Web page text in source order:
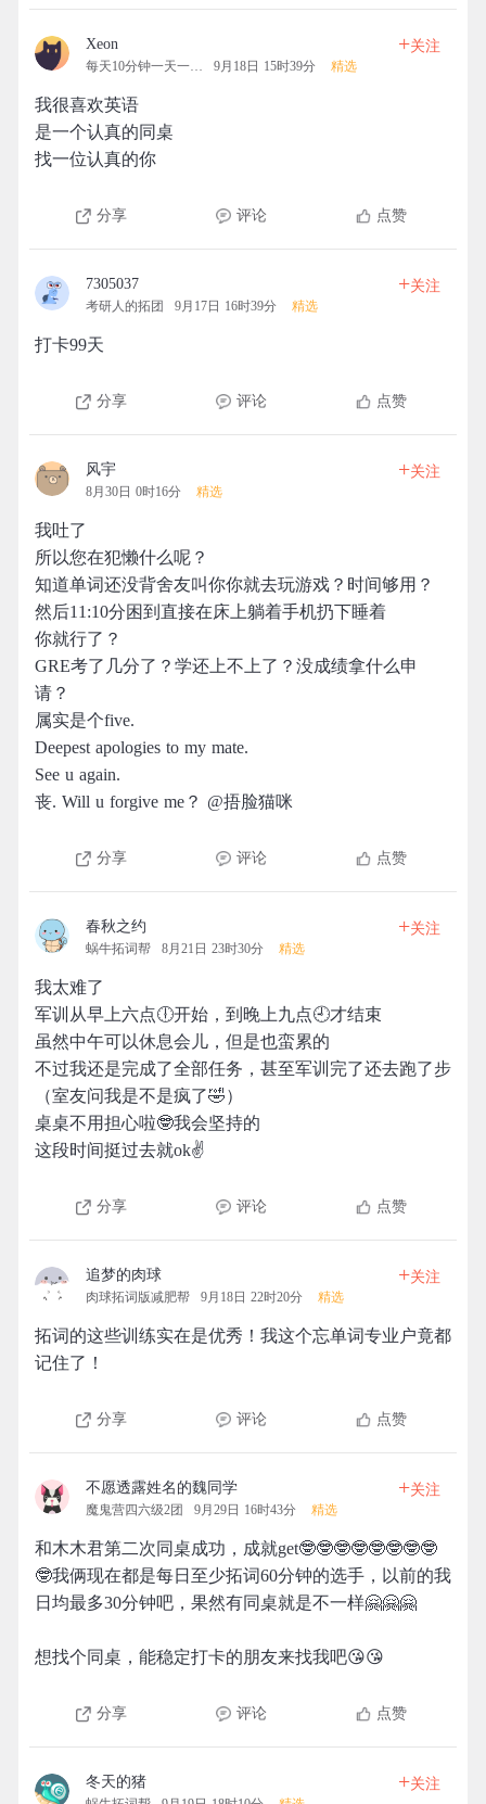
Xeon
每天10分钟一天一清人 9月18日 15时39分 精选
+关注
我很喜欢英语
是一个认真的同桌
找一位认真的你
分享 评论 点赞
7305037
考研人的拓团 9月17日 16时39分 精选
+关注
打卡99天
分享 评论 点赞
风宇
8月30日 0时16分 精选
+关注
我吐了
所以您在犯懒什么呢？
知道单词还没背舍友叫你你就去玩游戏？时间够用？
然后11:10分困到直接在床上躺着手机扔下睡着
你就行了？
GRE考了几分了？学还上不上了？没成绩拿什么申
请？
属实是个five.
Deepest apologies to my mate.
See u again.
丧. Will u forgive me？ @捂脸猫咪
分享 评论 点赞
春秋之约
蜗牛拓词帮 8月21日 23时30分 精选
+关注
我太难了
军训从早上六点🕕开始，到晚上九点🕘才结束
虽然中午可以休息会儿，但是也蛮累的
不过我还是完成了全部任务，甚至军训完了还去跑了步
（室友问我是不是疯了🤣）
桌桌不用担心啦🤓我会坚持的
这段时间挺过去就ok✌
分享 评论 点赞
追梦的肉球
肉球拓词版减肥帮 9月18日 22时20分 精选
+关注
拓词的这些训练实在是优秀！我这个忘单词专业户竟都
记住了！
分享 评论 点赞
不愿透露姓名的魏同学
魔鬼营四六级2团 9月29日 16时43分 精选
+关注
和木木君第二次同桌成功，成就get🤓🤓🤓🤓🤓🤓🤓🤓
🤓我俩现在都是每日至少拓词60分钟的选手，以前的我
日均最多30分钟吧，果然有同桌就是不一样🤗🤗🤗
想找个同桌，能稳定打卡的朋友来找我吧😘😘
分享 评论 点赞
冬天的猪 +关注